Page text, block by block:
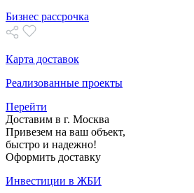
Бизнес рассрочка
Карта доставок
Реализованные проекты
Перейти
Доставим в г. Москва
Привезем на ваш объект,
быстро и надежно!
Оформить доставку
Инвестиции в ЖБИ